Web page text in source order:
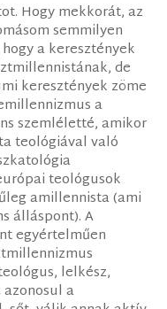
Hogy mekkorát, az
semmilyen
a keresztények
de
keresztények zöme
a
szemléletté, amikor
teológiával való
teológusok
amillennista (ami
álláspont). A
egyértelműen
lelkész,
a